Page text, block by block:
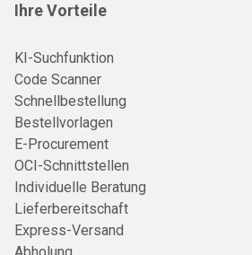
Ihre Vorteile
KI-Suchfunktion
Code Scanner
Schnellbestellung
Bestellvorlagen
E-Procurement
OCI-Schnittstellen
Individuelle Beratung
Lieferbereitschaft
Express-Versand